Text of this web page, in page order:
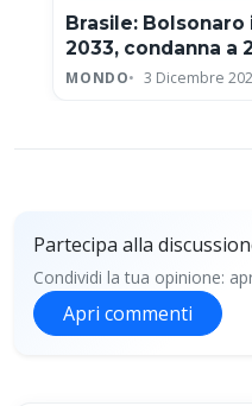
Brasile:
2033, condanna a
MONDO 3 Dicembre
Partecipa alla
Condividi la tua opinione:
Apri commenti